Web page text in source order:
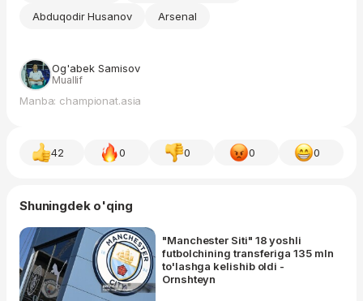
Abduqodir Husanov
Arsenal
Og'abek Samisov
Muallif
Manba: championat.asia
42 0 0 0 0
Shuningdek o'qing
"Manchester Siti" 18 yoshli
futbolchining transferiga 135 mln
to'lashga kelishib oldi -
Ornshteyn